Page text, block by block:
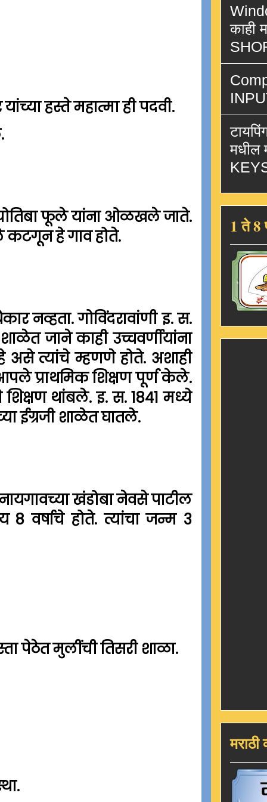
हस्ते महात्मा ही पदवी.
फूले यांना ओळखले जाते.
हे गाव होते.
नव्हता. गोविंदरावांणी इ. स.
जाने काही उच्चवर्णीयांना
त्यांचे म्हणणे होते. अशाही
प्राथमिक शिक्षण पूर्ण केले.
शिक्षण थांबले. इ. स. 1841 मध्ये
ईग्रजी शाळेत घातले.
खंडोबा नेवसे पाटील
8 वर्षाचे होते. त्यांचा जन्म 3
पेठेत मुलींची तिसरी शाळा.
काही
मधील
1 ते 8